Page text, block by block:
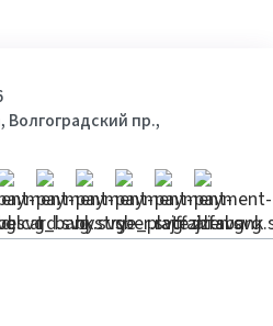
Волгоградский пр.,